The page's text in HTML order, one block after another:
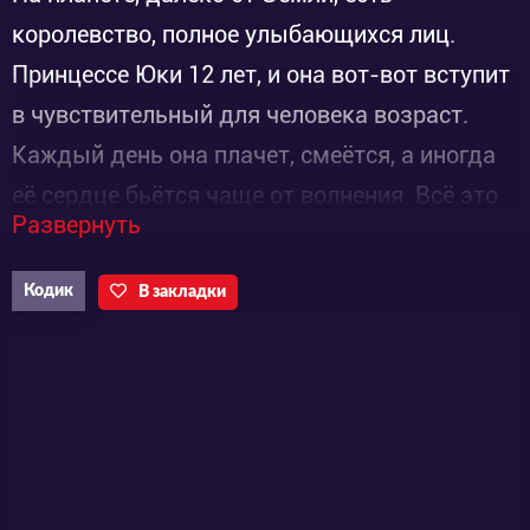
королевство, полное улыбающихся лиц.
Принцессе Юки 12 лет, и она вот-вот вступит
в чувствительный для человека возраст.
Каждый день она плачет, смеётся, а иногда
её сердце бьётся чаще от волнения. Всё это
время она беззаботно живёт в королевском
дворце. Заполняют её дни преданные слуги:
наставники Лейла и Изана, которые
Развернуть
Кодик В закладки